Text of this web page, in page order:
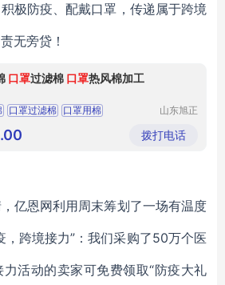
极防疫、配戴口罩，传递属于跨境
无旁贷！
口罩过滤棉 口罩热风棉加工
口罩过滤棉 口罩用棉
山东旭正
公司
拨打电话
亿恩网利用周末筹划了一场有温度
跨境接力”：我们采购了50万个医
活动的卖家可免费领取“防疫大礼